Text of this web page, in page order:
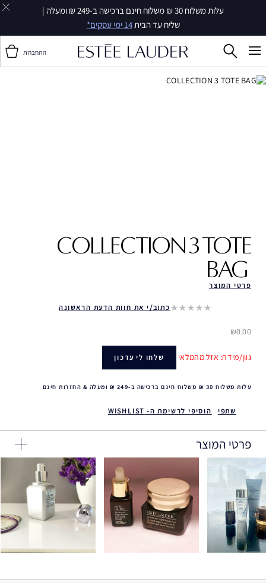
עלות משלוח 30 ₪ משלוח חינם ברכישה ב-249 ₪ ומעלה |
שליח עד הבית14 ימי עסקים*
התחברות
COLLECTION 3 TOTE
BAG ‎
פרטי המוצר
כתוב/י את חוות הדעת הראשונה
₪0.00
גוון/מידה: אזל מהמלאי שלחו לי עדכון
עלות משלוח 30 ₪ משלוח חינם ברכישה ב-249 ₪ ומעלה & החזרות חינם
שתפי הוסיפי לרשימת ה- WISHLIST
פרטי המוצר